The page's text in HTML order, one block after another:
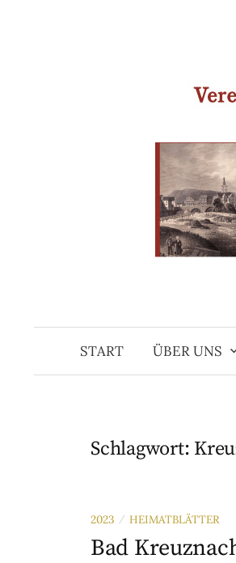
START ÜBER UNS
Schlagwort:
2023 / HEIMATBLÄTTER
Bad